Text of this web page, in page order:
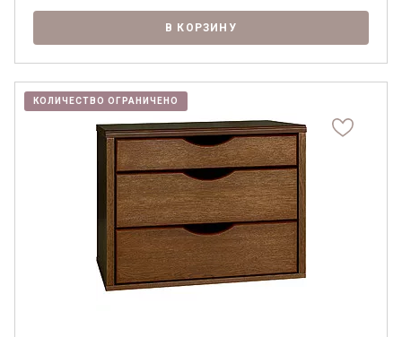
В КОРЗИНУ
КОЛИЧЕСТВО ОГРАНИЧЕНО